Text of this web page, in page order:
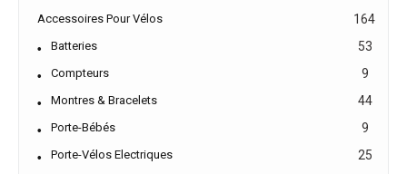
Accessoires Pour Vélos 164
Batteries 53
Compteurs 9
Montres & Bracelets 44
Porte-Bébés 9
Porte-Vélos Electriques 25